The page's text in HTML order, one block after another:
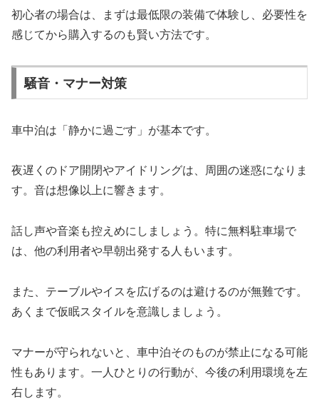
初心者の場合は、まずは最低限の装備で体験し、必要性を
感じてから購入するのも賢い方法です。
騒音・マナー対策
車中泊は「静かに過ごす」が基本です。
夜遅くのドア開閉やアイドリングは、周囲の迷惑になりま
す。音は想像以上に響きます。
話し声や音楽も控えめにしましょう。特に無料駐車場で
は、他の利用者や早朝出発する人もいます。
また、テーブルやイスを広げるのは避けるのが無難です。
あくまで仮眠スタイルを意識しましょう。
マナーが守られないと、車中泊そのものが禁止になる可能
性もあります。一人ひとりの行動が、今後の利用環境を左
右します。